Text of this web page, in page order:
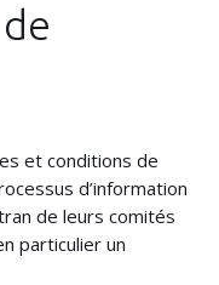
et conditions de
d’information
de leurs comités
particulier un